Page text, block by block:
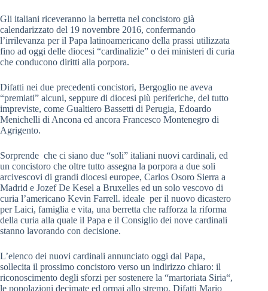
Gli italiani riceveranno la berretta nel concistoro già
calendarizzato del 19 novembre 2016, confermando
l’irrilevanza per il Papa latinoamericano della prassi utilizzata
fino ad oggi delle diocesi “cardinalizie” o dei ministeri di curia
che conducono diritti alla porpora.
Difatti nei due precedenti concistori, Bergoglio ne aveva
“premiati” alcuni, seppure di diocesi più periferiche, del tutto
impreviste, come Gualtiero Bassetti di Perugia, Edoardo
Menichelli di Ancona ed ancora Francesco Montenegro di
Agrigento.
Sorprende che ci siano due “soli” italiani nuovi cardinali, ed
un concistoro che oltre tutto assegna la porpora a due soli
arcivescovi di grandi diocesi europee, Carlos Osoro Sierra a
Madrid e Jozef De Kesel a Bruxelles ed un solo vescovo di
curia l’americano Kevin Farrell. ideale per il nuovo dicastero
per Laici, famiglia e vita, una berretta che rafforza la riforma
della curia alla quale il Papa e il Consiglio dei nove cardinali
stanno lavorando con decisione.
L’elenco dei nuovi cardinali annunciato oggi dal Papa,
sollecita il prossimo concistoro verso un indirizzo chiaro: il
riconoscimento degli sforzi per sostenere la “martoriata Siria“,
le popolazioni decimate ed ormai allo stremo. Difatti Mario